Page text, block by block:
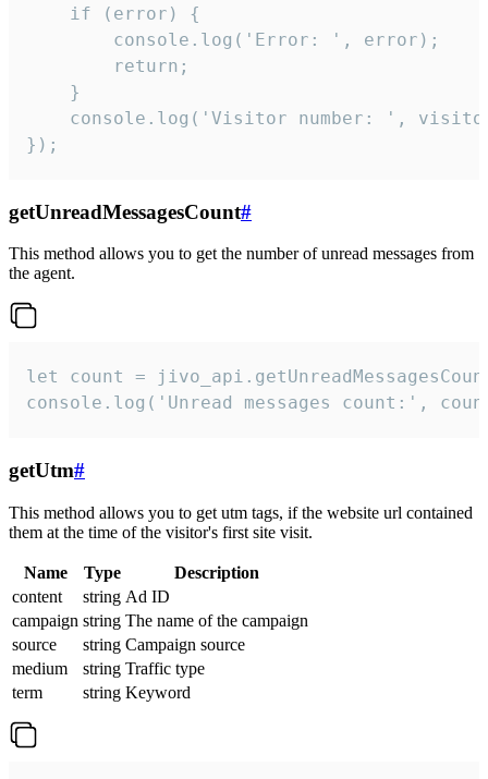
    if (error) {
        console.log('Error: ', error);
        return;
    }
console.log('Visitor number: ',
});
getUnreadMessagesCount#
This method allows you to get the number of unread messages from
the agent.
let count =
console.log('Unread messages count:',
getUtm#
This method allows you to get utm tags, if the website url contained
them at the time of the visitor's first site visit.
Name Type
Description
content
string Ad ID
campaign string The name of the campaign
source
string Campaign source
medium
string Traffic type
term
string Keyword